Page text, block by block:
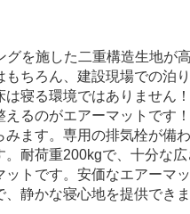
を施した二重構造生地が
ちろん、建設現場での泊
寝る環境ではありません
るのがエアーマットです
ます。専用の排気栓が備
耐荷重200kgで、十分な
トです。安価なエアーマ
静かな寝心地を提供できま